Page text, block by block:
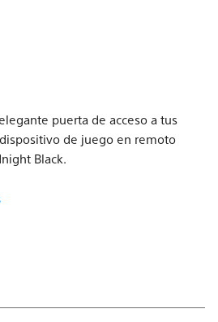
puerta de acceso a tus
de juego en remoto
Black.